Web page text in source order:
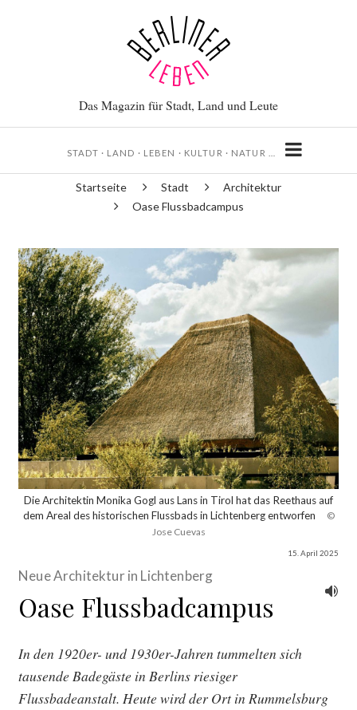
Das Magazin für Stadt, Land und Leute
STADT · LAND · LEBEN · KULTUR · NATUR …
Pfadnavigation
Startseite Stadt
Architektur
Oase Flussbadcampus
Die Architektin Monika Gogl aus Lans in Tirol hat das Reethaus auf
dem Areal des historischen Flussbads in Lichtenberg entworfen
©
Jose Cuevas
15. April 2025
Neue Architektur in Lichtenberg
Oase Flussbadcampus
In den 1920er- und 1930er-Jahren tummelten sich
tausende Badegäste in Berlins riesiger
Flussbadeanstalt. Heute wird der Ort in Rummelsburg